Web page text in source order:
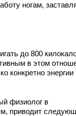
ногам,
до 800
в этом
конкретно энергии
физиолог в
приводит